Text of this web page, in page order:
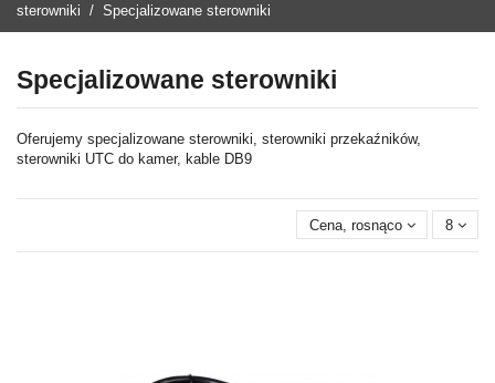
sterowniki
Specjalizowane sterowniki
Specjalizowane sterowniki
Oferujemy specjalizowane sterowniki, sterowniki przekaźników,
sterowniki UTC do kamer, kable DB9
Cena, rosnąco 8